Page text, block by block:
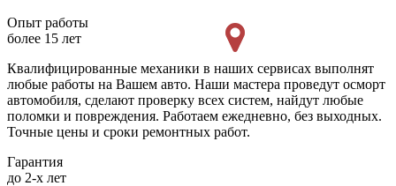
Опыт работы
более 15 лет
Квалифицированные механики в наших сервисах выполнят
любые работы на Вашем авто. Наши мастера проведут осморт
автомобиля, сделают проверку всех систем, найдут любые
поломки и повреждения. Работаем ежедневно, без выходных.
Точные цены и сроки ремонтных работ.
Гарантия
до 2-х лет